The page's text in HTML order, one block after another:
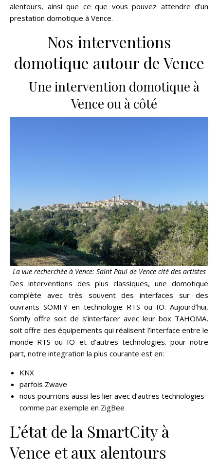
alentours, ainsi que ce que vous pouvez attendre d’un
prestation domotique à Vence.
Nos interventions
domotique autour de Vence
Une intervention domotique à
Vence ou à côté
La vue recherchée à Vence: Saint Paul de Vence cité des artistes
Des interventions des plus classiques, une domotique
complète avec très souvent des interfaces sur des
ouvrants SOMFY en technologie RTS ou IO. Aujourd’hui,
Somfy offre soit de s’interfacer avec leur box TAHOMA,
soit offre des équipements qui réalisent l’interface entre le
monde RTS ou IO et d’autres technologies. pour notre
part, notre integration la plus courante est en:
KNX
parfois Zwave
nous pourrions aussi les lier avec d’autres technologies
comme par exemple en ZigBee
L’état de la SmartCity à
Vence et aux alentours